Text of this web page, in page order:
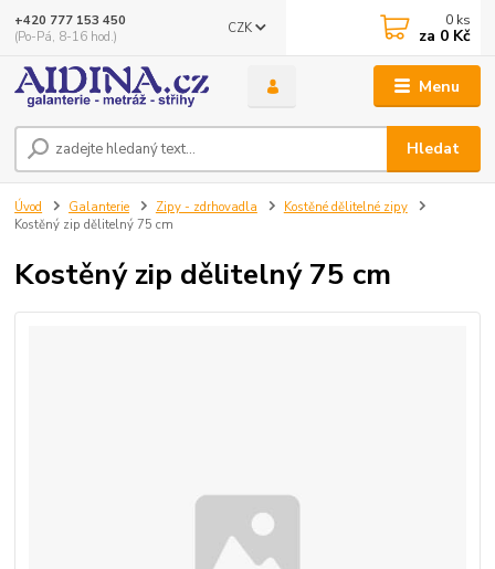
Menu
CZK
Hledat
+420 777 153 450
(Po-Pá, 8-16 hod.)
0 ks
za 0 Kč
Úvod Galanterie Zipy - zdrhovadla
Kostěné dělitelné zipy
Kostěný zip dělitelný 75 cm
Kostěný zip dělitelný 75 cm